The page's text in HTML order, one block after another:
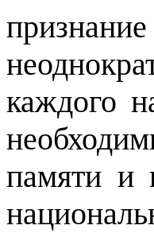
каждого
памяти и